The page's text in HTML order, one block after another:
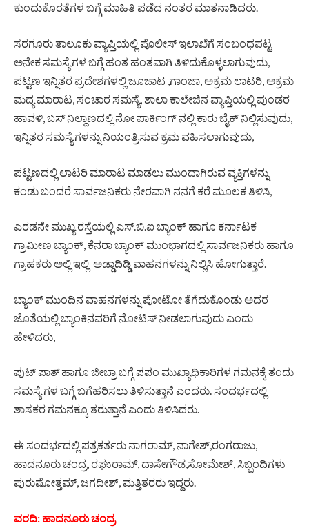
ಕುಂದುಕೊರತೆಗಳ ಬಗ್ಗೆ ಮಾಹಿತಿ ಪಡೆದ ನಂತರ ಮಾತನಾಡಿದರು.
ಸರಗೂರು ತಾಲೂಕು ವ್ಯಾಪ್ತಿಯಲ್ಲಿ ಪೊಲೀಸ್ ಇಲಾಖೆಗೆ ಸಂಬಂಧಪಟ್ಟ
ಅನೇಕ ಸಮಸ್ಯೆಗಳ ಬಗ್ಗೆ ಹಂತ ಹಂತವಾಗಿ ತಿಳಿದುಕೊಳ್ಳಲಾಗುವುದು,
ಪಟ್ಟಣ ಇನ್ನಿತರ ಪ್ರದೇಶಗಳಲ್ಲಿ ಜೂಜಾಟ ,ಗಾಂಜಾ, ಅಕ್ರಮ ಲಾಟರಿ, ಅಕ್ರಮ
ಮದ್ಯ ಮಾರಾಟ, ಸಂಚಾರ ಸಮಸ್ಯೆ, ಶಾಲಾ ಕಾಲೇಜಿನ ವ್ಯಾಪ್ತಿಯಲ್ಲಿ ಪುಂಡರ
ಹಾವಳಿ, ಬಸ್ ನಿಲ್ದಾಣದಲ್ಲಿ ನೋ ಪಾರ್ಕಿಂಗ್ ನಲ್ಲಿ ಕಾರು ಬೈಕ್ ನಿಲ್ಲಿಸುವುದು,
ಇನ್ನಿತರ ಸಮಸ್ಯೆಗಳನ್ನು ನಿಯಂತ್ರಿಸುವ ಕ್ರಮ ವಹಿಸಲಾಗುವುದು,
ಪಟ್ಟಣದಲ್ಲಿ ಲಾಟರಿ ಮಾರಾಟ ಮಾಡಲು ಮುಂದಾಗಿರುವ ವ್ಯಕ್ತಿಗಳನ್ನು
ಕಂಡು ಬಂದರೆ ಸಾರ್ವಜನಿಕರು ನೇರವಾಗಿ ನನಗೆ ಕರೆ ಮೂಲಕ ತಿಳಿಸಿ,
ಎರಡನೇ ಮುಖ್ಯ ರಸ್ತೆಯಲ್ಲಿ ಎಸ್.ಬಿ.ಐ ಬ್ಯಾಂಕ್ ಹಾಗೂ ಕರ್ನಾಟಕ
ಗ್ರಾಮೀಣ ಬ್ಯಾಂಕ್, ಕೆನರಾ ಬ್ಯಾಂಕ್ ಮುಂಭಾಗದಲ್ಲಿ ಸಾರ್ವಜನಿಕರು ಹಾಗೂ
ಗ್ರಾಹಕರು ಅಲ್ಲಿ ಇಲ್ಲಿ ಅಡ್ಡಾದಿಡ್ಡಿ ವಾಹನಗಳನ್ನು ನಿಲ್ಲಿಸಿ ಹೋಗುತ್ತಾರೆ.
ಬ್ಯಾಂಕ್ ಮುಂದಿನ ವಾಹನಗಳನ್ನು ಪೋಟೋ ತೆಗೆದುಕೊಂಡು ಅದರ
ಜೊತೆಯಲ್ಲಿ ಬ್ಯಾಂಕಿನವರಿಗೆ ನೋಟಿಸ್ ನೀಡಲಾಗುವುದು ಎಂದು
ಹೇಳಿದರು,
ಪುಟ್ ಪಾತ್ ಹಾಗೂ ಜೀಬ್ರಾ ಬಗ್ಗೆ ಪಪಂ ಮುಖ್ಯಾಧಿಕಾರಿಗಳ ಗಮನಕ್ಕೆ ತಂದು
ಸಮಸ್ಯೆ ಗಳ ಬಗ್ಗೆ ಬಗೆಹರಿಸಲು ತಿಳಿಸುತ್ತಾನೆ ಎಂದರು. ಸಂದರ್ಭದಲ್ಲಿ
ಶಾಸಕರ ಗಮನಕ್ಕೂ ತರುತ್ತಾನೆ ಎಂದು ತಿಳಿಸಿದರು.
ಈ ಸಂದರ್ಭದಲ್ಲಿ ಪತ್ರಕರ್ತರು ನಾಗರಾಮ್, ನಾಗೇಶ್,ರಂಗರಾಜು,
ಹಾದನೂರು ಚಂದ್ರ, ರಘುರಾಮ್, ದಾಸೇಗೌಡ,ಸೋಮೇಶ್, ಸಿಬ್ಬಂದಿಗಳು
ಪುರುಷೋತ್ತಮ್, ಜಗದೀಶ್, ಮತ್ತಿತರರು ಇದ್ದರು.
ವರದಿ: ಹಾದನೂರು ಚಂದ್ರ